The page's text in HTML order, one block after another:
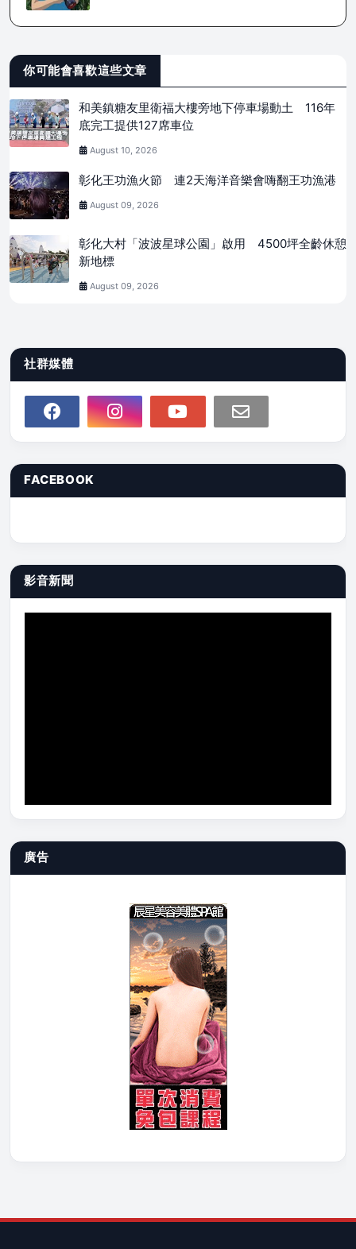
你可能會喜歡這些文章
和美鎮糖友里衛福大樓旁地下停車場動土 116年
底完工提供127席車位
August 10, 2026
彰化王功漁火節 連2天海洋音樂會嗨翻王功漁港
August 09, 2026
彰化大村「波波星球公園」啟用 4500坪全齡休憩
新地標
August 09, 2026
社群媒體
FACEBOOK
影音新聞
廣告